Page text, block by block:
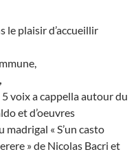
le plaisir d’accueillir
voix a cappella autour du
et d’oeuvres
« S’un casto
» de Nicolas Bacri et